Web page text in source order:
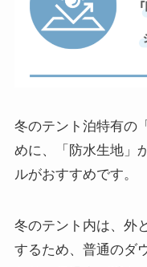
冬のテント泊特有の
めに、「防水生地」
ルがおすすめです。
冬のテント内は、外
するため、普通のダ